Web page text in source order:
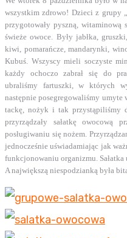
wszystkim zdrowo! Dzieci z grupy
przygotowały pyszną, witaminową
świeże owoce. Były jabłka,
kiwi, pomarańcze, mandarynki,
Kubuś. Wszyscy mieli soczyste
każdy ochoczo zabrał się do
ubraliśmy fartuszki, w których
następnie posegregowaliśmy umyte
tackę, nożyk i tak przystąpiliśmy
przyrządzały sałatkę owocową
posługiwaniu się nożem.
jednocześnie uświadamiając jak
funkcjonowaniu organizmu. Sałatka
A największą niespodzianką była